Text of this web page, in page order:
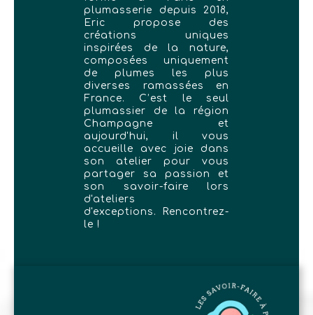
plumasserie depuis 2018,
Eric propose des
créations uniques
inspirées de la nature,
composées uniquement
de plumes les plus
diverses ramassées en
France. C’est le seul
plumassier de la région
Champagne et
aujourd'hui, il vous
accueille avec joie dans
son atelier pour vous
partager sa passion et
son savoir-faire lors
d'ateliers
d'exceptions. Rencontrez-
le !